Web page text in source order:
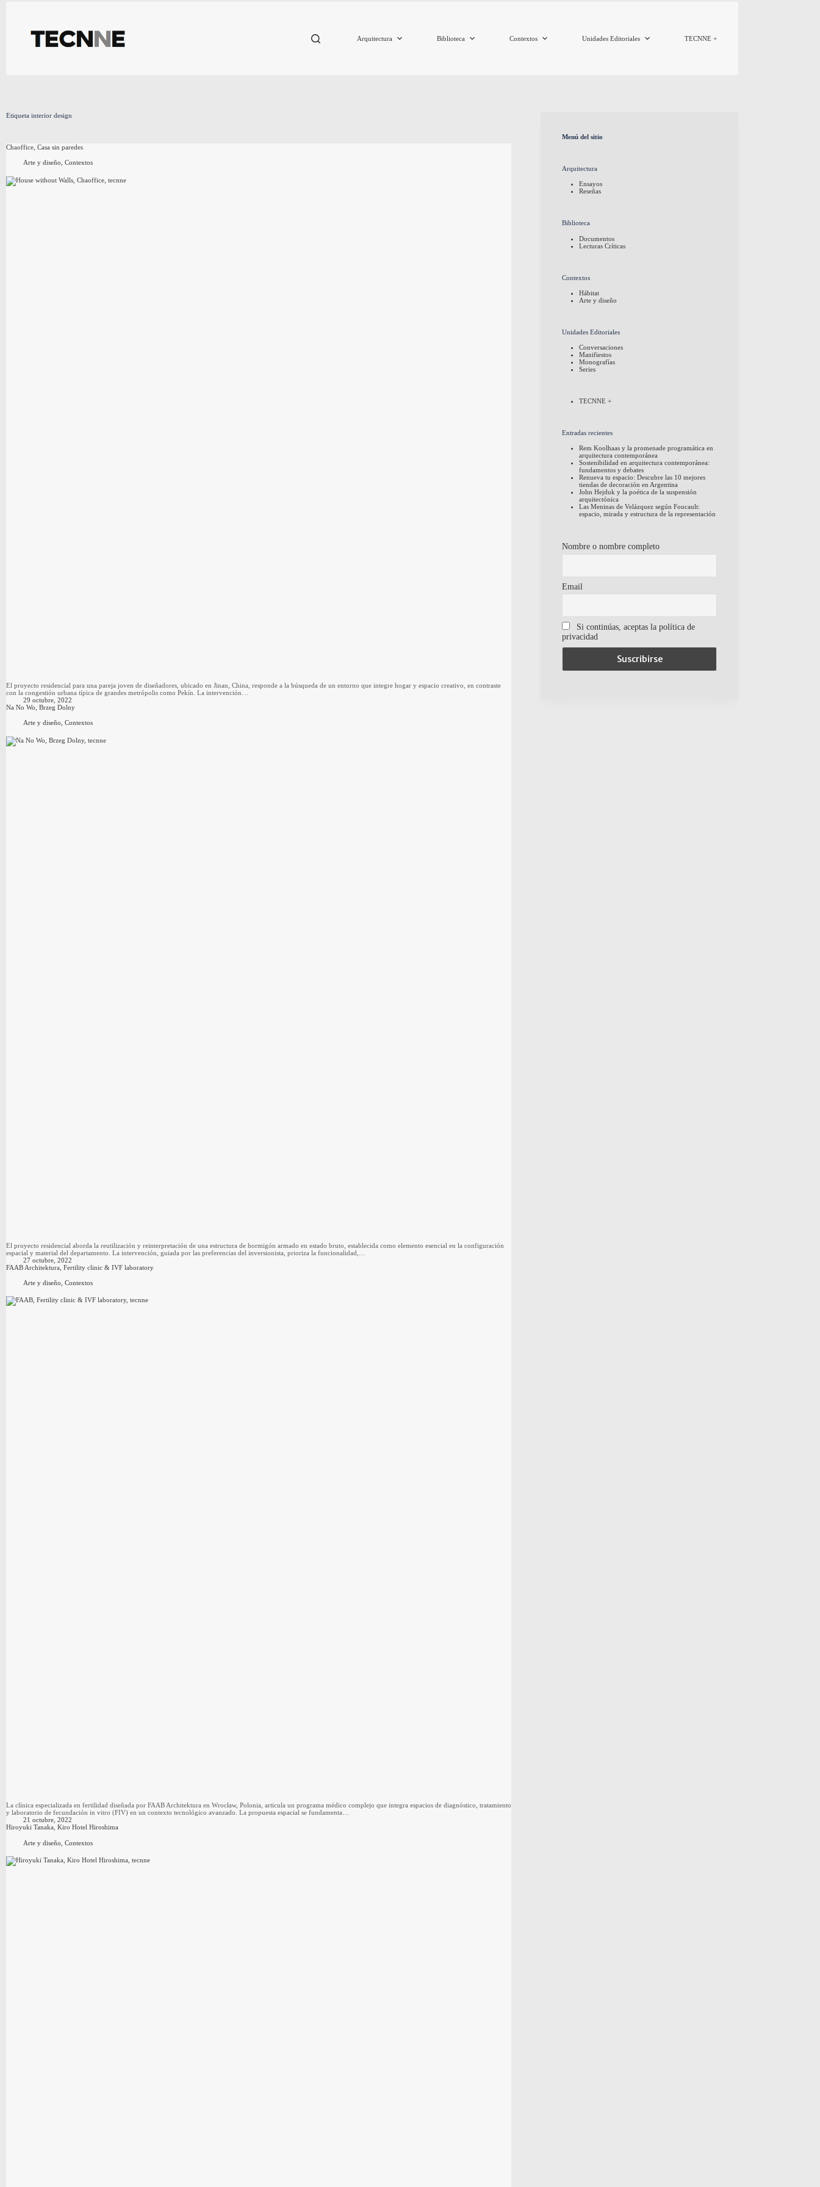
Arquitectura Biblioteca Contextos Unidades Editoriales TECNNE +
Etiqueta interior design
Chaoffice, Casa sin paredes
Arte y diseño Contextos
El proyecto residencial para una pareja joven de diseñadores, ubicado en Jinan, China, responde a la búsqueda de un entorno que integre hogar y espacio creativo, en contraste
con la congestión urbana típica de grandes metrópolis como Pekín. La intervención…
29 octubre, 2022
Na No Wo, Brzeg Dolny
Arte y diseño Contextos
El proyecto residencial aborda la reutilización y reinterpretación de una estructura de hormigón armado en estado bruto, establecida como elemento esencial en la configuración
espacial y material del departamento. La intervención, guiada por las preferencias del inversionista, prioriza la funcionalidad,…
27 octubre, 2022
FAAB Architektura, Fertility clinic & IVF laboratory
Arte y diseño Contextos
La clínica especializada en fertilidad diseñada por FAAB Architektura en Wrocław, Polonia, articula un programa médico complejo que integra espacios de diagnóstico, tratamiento
y laboratorio de fecundación in vitro (FIV) en un contexto tecnológico avanzado. La propuesta espacial se fundamenta…
21 octubre, 2022
Hiroyuki Tanaka, Kiro Hotel Hiroshima
Arte y diseño Contextos
Menú del sitio
Arquitectura
Ensayos
Reseñas
Biblioteca
Documentos
Lecturas Críticas
Contextos
Hábitat
Arte y diseño
Unidades Editoriales
Conversaciones
Manifiestos
Monografías
Series
TECNNE +
Entradas recientes
Rem Koolhaas y la promenade programática en
arquitectura contemporánea
Sostenibilidad en arquitectura contemporánea:
fundamentos y debates
Renueva tu espacio: Descubre las 10 mejores
tiendas de decoración en Argentina
John Hejduk y la poética de la suspensión
arquitectónica
Las Meninas de Velázquez según Foucault:
espacio, mirada y estructura de la representación
Nombre o nombre completo
Email
Si continúas, aceptas la política de
privacidad